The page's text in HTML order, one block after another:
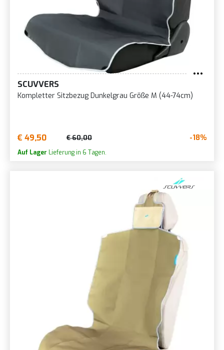
SCUVVERS
Kompletter Sitzbezug Dunkelgrau Größe M (44-74cm)
€ 49,50 € 60,00 -18%
Auf Lager Lieferung in 6 Tagen.